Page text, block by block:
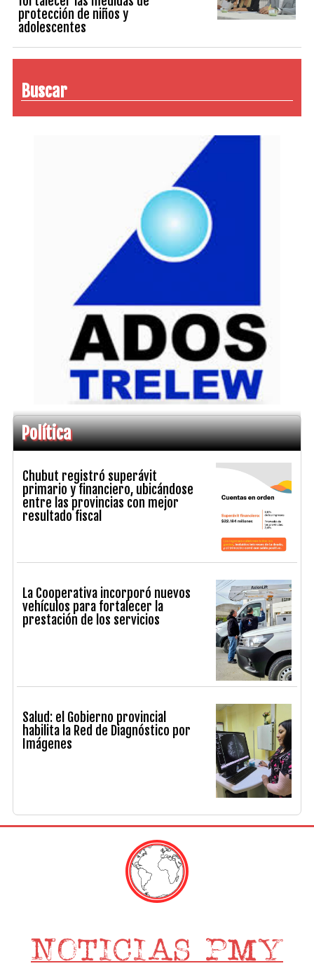
protección de niños y
adolescentes
Buscar
Política
Chubut registró superávit
primario y financiero, ubicándose
entre las provincias con mejor
resultado fiscal
La Cooperativa incorporó nuevos
vehículos para fortalecer la
prestación de los servicios
Salud: el Gobierno provincial
habilita la Red de Diagnóstico por
Imágenes